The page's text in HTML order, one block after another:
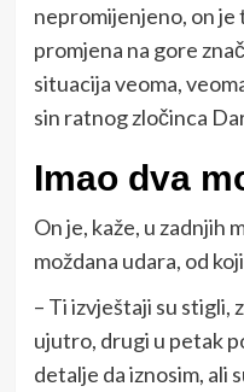
nepromijenjeno, on je
promjena na gore
situacija veoma,
sin ratnog zločinca
Imao dva
On je, kaže, u zadnjih
moždana udara, od
– Ti izvještaji su stigli,
ujutro, drugi u petak
detalje da iznosim, ali